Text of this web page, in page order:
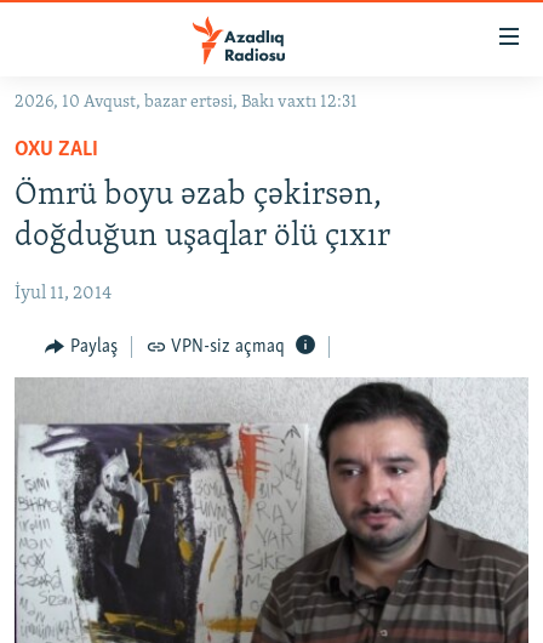
Əsas
qayıt
Əsas
naviqasiyaya
qayıt
Axtarışa
keç
#İZAHLA
KORRUPSIOMETR
#ƏSLINDƏ
FƏRQƏ BAX
QANUNI DOĞRU
MULTIMEDIA
VIDEO
FOTOQALEREYA
İNFOQRAFIKA
KARIKATURA
RADIO ARXIV
OXU ZALI
AZƏRBAYCAN ƏDƏBIYYATI KITABXANASI
İSLAM VƏ DEMOKRATIYA
HAQQIMIZDA
MISSIYAMIZ
PEŞƏ ETIKASI VƏ JURNALISTIKA STANDARTLARIMIZ
BIZI IZLƏ
2026, 10 Avqust, bazar ertəsi, Bakı vaxtı 12:31
OXU ZALI
Ömrü boyu əzab çəkirsən,
doğduğun uşaqlar ölü çıxır
İyul 11, 2014
Paylaş VPN-siz açmaq